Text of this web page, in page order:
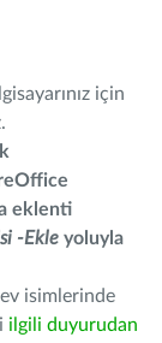
için
eklenti
-Ekle yoluyla
isimlerinde
ilgili duyurudan